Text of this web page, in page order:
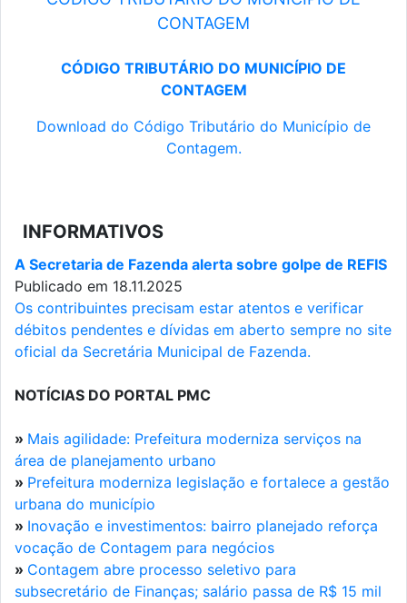
CONTAGEM
CÓDIGO TRIBUTÁRIO DO MUNICÍPIO DE
CONTAGEM
Download do Código Tributário do Município de
Contagem.
INFORMATIVOS
A Secretaria de Fazenda alerta sobre golpe de REFIS
Publicado em 18.11.2025
Os contribuintes precisam estar atentos e verificar
débitos pendentes e dívidas em aberto sempre no site
oficial da Secretária Municipal de Fazenda.
NOTÍCIAS DO PORTAL PMC
» Mais agilidade: Prefeitura moderniza serviços na
área de planejamento urbano
» Prefeitura moderniza legislação e fortalece a gestão
urbana do município
» Inovação e investimentos: bairro planejado reforça
vocação de Contagem para negócios
» Contagem abre processo seletivo para
subsecretário de Finanças; salário passa de R$ 15 mil